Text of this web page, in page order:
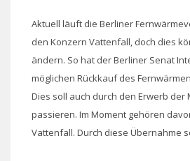
Aktuell läuft die Berliner
den Konzern Vattenfall, doch dies
ändern. So hat der Berliner Senat
möglichen Rückkauf des
Dies soll auch durch den Erwerb der
passieren. Im Moment gehören
Vattenfall. Durch diese Übernahme